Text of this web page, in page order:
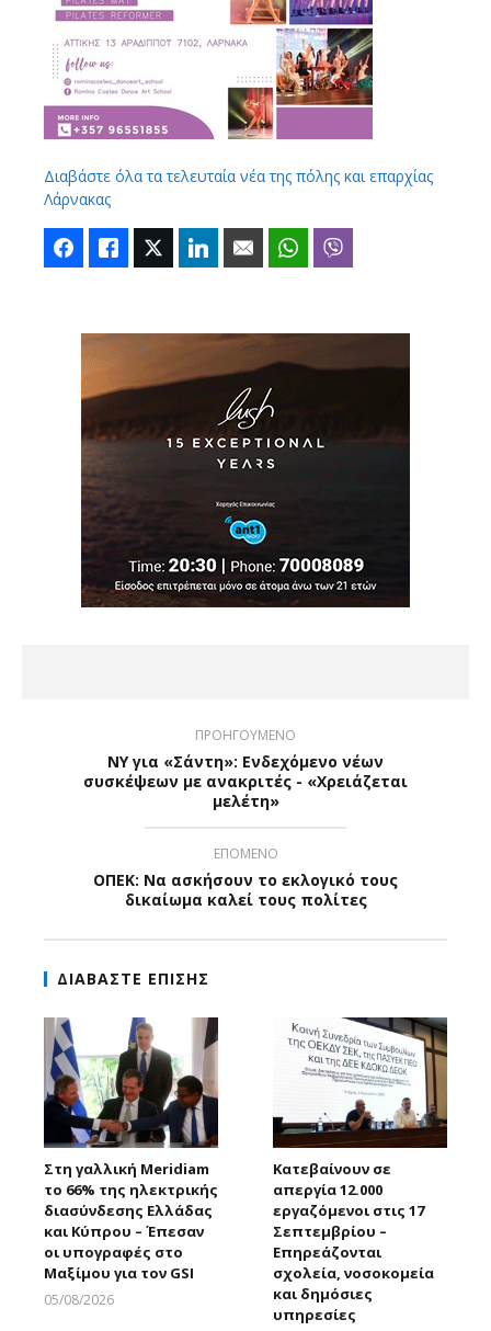
Διαβάστε όλα τα τελευταία νέα της πόλης και επαρχίας
Λάρνακας
FacebookLike Twitter LinkedIn Email WhatsApp
ΠΡΟΗΓΟΥΜΕΝΟ
ΝΥ για «Σάντη»: Ενδεχόμενο νέων
συσκέψεων με ανακριτές - «Χρειάζεται
μελέτη»
ΕΠΟΜΕΝΟ
ΟΠΕΚ: Να ασκήσουν το εκλογικό τους
δικαίωμα καλεί τους πολίτες
ΔΙΑΒΑΣΤΕ ΕΠΙΣΗΣ
Στη γαλλική Meridiam
το 66% της ηλεκτρικής
διασύνδεσης Ελλάδας
και Κύπρου – Έπεσαν
οι υπογραφές στο
Μαξίμου για τον GSI
05/08/2026
Κατεβαίνουν σε
απεργία 12.000
εργαζόμενοι στις 17
Σεπτεμβρίου –
Επηρεάζονται
σχολεία, νοσοκομεία
και δημόσιες
υπηρεσίες